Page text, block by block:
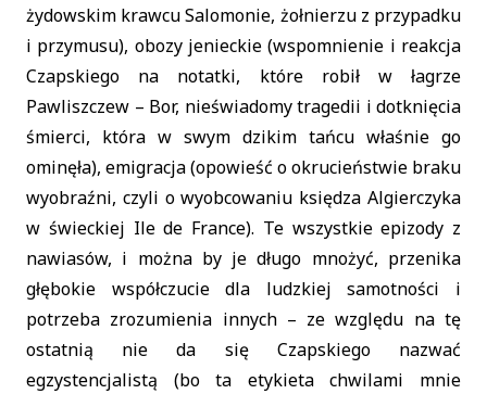
żydowskim krawcu Salomonie, żołnierzu z przypadku
i przymusu), obozy jenieckie (wspomnienie i reakcja
Czapskiego na notatki, które robił w łagrze
Pawliszczew – Bor, nieświadomy tragedii i dotknięcia
śmierci, która w swym dzikim tańcu właśnie go
ominęła), emigracja (opowieść o okrucieństwie braku
wyobraźni, czyli o wyobcowaniu księdza Algierczyka
w świeckiej Ile de France). Te wszystkie epizody z
nawiasów, i można by je długo mnożyć, przenika
głębokie współczucie dla ludzkiej samotności i
potrzeba zrozumienia innych – ze względu na tę
ostatnią nie da się Czapskiego nazwać
egzystencjalistą (bo ta etykieta chwilami mnie